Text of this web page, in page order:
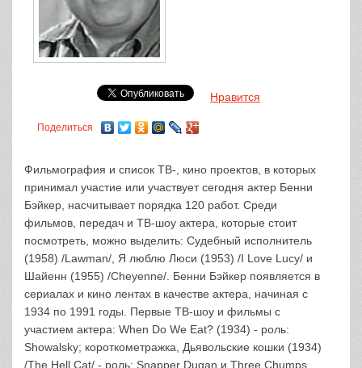
Нравится
Поделиться
Фильмография и список ТВ-, кино проектов, в которых
принимал участие или участвует сегодня актер Бенни
Бэйкер, насчитывает порядка 120 работ. Среди
фильмов, передач и ТВ-шоу актера, которые стоит
посмотреть, можно выделить: Судебный исполнитель
(1958) /Lawman/, Я люблю Люси (1953) /I Love Lucy/ и
Шайенн (1955) /Cheyenne/. Бенни Бэйкер появляется в
сериалах и кино лентах в качестве актера, начиная с
1934 по 1991 годы. Первые ТВ-шоу и фильмы с
участием актера: When Do We Eat? (1934) - роль:
Showalsky; короткометражка, Дьявольские кошки (1934)
/The Hell Cat/ - роль: Snapper Dugan и Three Chumps